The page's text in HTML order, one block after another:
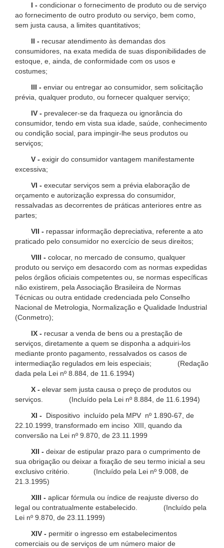
I - condicionar o fornecimento de produto ou de serviço
ao fornecimento de outro produto ou serviço, bem como,
sem justa causa, a limites quantitativos;
II - recusar atendimento às demandas dos
consumidores, na exata medida de suas disponibilidades de
estoque, e, ainda, de conformidade com os usos e
costumes;
III - enviar ou entregar ao consumidor, sem solicitação
prévia, qualquer produto, ou fornecer qualquer serviço;
IV - prevalecer-se da fraqueza ou ignorância do
consumidor, tendo em vista sua idade, saúde, conhecimento
ou condição social, para impingir-lhe seus produtos ou
serviços;
V - exigir do consumidor vantagem manifestamente
excessiva;
VI - executar serviços sem a prévia elaboração de
orçamento e autorização expressa do consumidor,
ressalvadas as decorrentes de práticas anteriores entre as
partes;
VII - repassar informação depreciativa, referente a ato
praticado pelo consumidor no exercício de seus direitos;
VIII - colocar, no mercado de consumo, qualquer
produto ou serviço em desacordo com as normas expedidas
pelos órgãos oficiais competentes ou, se normas específicas
não existirem, pela Associação Brasileira de Normas
Técnicas ou outra entidade credenciada pelo Conselho
Nacional de Metrologia, Normalização e Qualidade Industrial
(Conmetro);
IX - recusar a venda de bens ou a prestação de
serviços, diretamente a quem se disponha a adquiri-los
mediante pronto pagamento, ressalvados os casos de
intermediação regulados em leis especiais; (Redação
dada pela Lei nº 8.884, de 11.6.1994)
X - elevar sem justa causa o preço de produtos ou
serviços. (Incluído pela Lei nº 8.884, de 11.6.1994)
XI -
Dispositivo incluído pela MPV nº 1.890-67, de
22.10.1999, transformado em inciso XIII, quando da
conversão na Lei nº 9.870, de 23.11.1999
XII - deixar de estipular prazo para o cumprimento de
sua obrigação ou deixar a fixação de seu termo inicial a seu
exclusivo critério. (Incluído pela Lei nº 9.008, de
21.3.1995)
XIII - aplicar fórmula ou índice de reajuste diverso do
legal ou contratualmente estabelecido. (Incluído pela
Lei nº 9.870, de 23.11.1999)
XIV - permitir o ingresso em estabelecimentos
comerciais ou de serviços de um número maior de